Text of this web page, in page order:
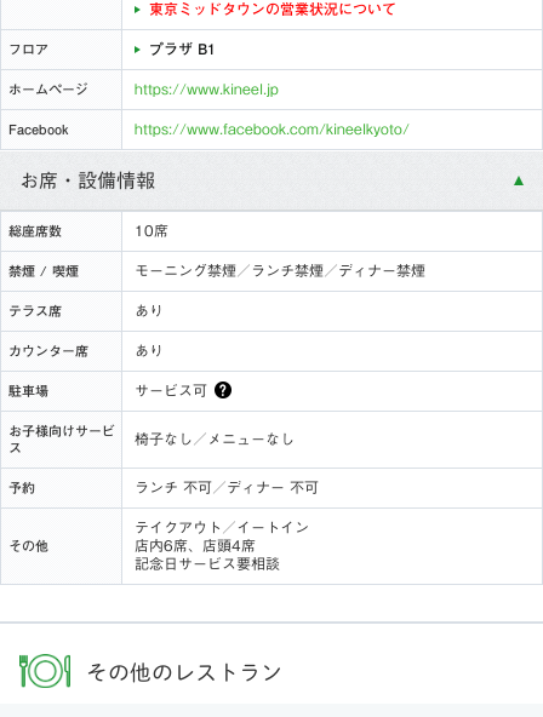
東京ミッドタウンの営業状況について
フロア プラザ B1
ホームページ https://www.kineel.jp
Facebook https://www.facebook.com/kineelkyoto/
お席・設備情報
総座席数 10席
禁煙 / 喫煙 モーニング禁煙／ランチ禁煙／ディナー禁煙
テラス席 あり
カウンター席 あり
駐車場 サービス可
お子様向けサービ
ス
椅子なし／メニューなし
予約 ランチ 不可／ディナー 不可
その他
テイクアウト／イートイン
店内6席、店頭4席
記念日サービス要相談
その他のレストラン